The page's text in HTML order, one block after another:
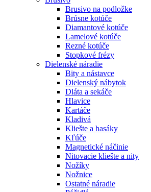
Brusivo na podložke
Brúsne kotúče
Diamantové kotúče
Lamelové kotúče
Rezné kotúče
Stopkové frézy
Dielenské náradie
Bity a nástavce
Dielenský nábytok
Dláta a sekáče
Hlavice
Kartáče
Kladivá
Kliešte a hasáky
Kľúče
Magnetické náčinie
Nitovacie kliešte a nity
Nožíky
Nožnice
Ostatné náradie